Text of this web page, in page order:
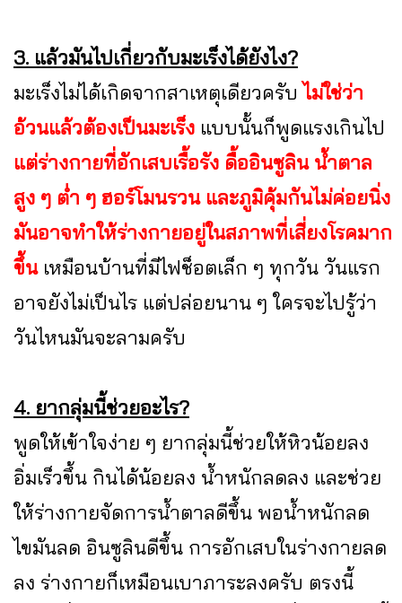
3. แล้วมันไปเกี่ยวกับมะเร็งได้ยังไง?
มะเร็งไม่ได้เกิดจากสาเหตุเดียวครับไม่ใช่ว่า
อ้วนแล้วต้องเป็นมะเร็ง แบบนั้นก็พูดแรงเกินไป
แต่ร่างกายที่อักเสบเรื้อรัง ดื้ออินซูลิน น้ำตาล
สูง ๆ ต่ำ ๆ ฮอร์โมนรวน และภูมิคุ้มกันไม่ค่อยนิ่ง
มันอาจทำให้ร่างกายอยู่ในสภาพที่เสี่ยงโรคมาก
ขึ้น เหมือนบ้านที่มีไฟช็อตเล็ก ๆ ทุกวัน วันแรก
อาจยังไม่เป็นไร แต่ปล่อยนาน ๆ ใครจะไปรู้ว่า
วันไหนมันจะลามครับ
4. ยากลุ่มนี้ช่วยอะไร?
พูดให้เข้าใจง่าย ๆ ยากลุ่มนี้ช่วยให้หิวน้อยลง
อิ่มเร็วขึ้น กินได้น้อยลง น้ำหนักลดลง และช่วย
ให้ร่างกายจัดการน้ำตาลดีขึ้น พอน้ำหนักลด
ไขมันลด อินซูลินดีขึ้น การอักเสบในร่างกายลด
ลง ร่างกายก็เหมือนเบาภาระลงครับ ตรงนี้